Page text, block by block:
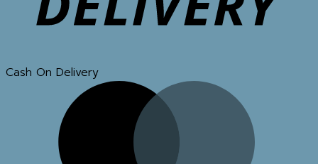
Cash On Delivery